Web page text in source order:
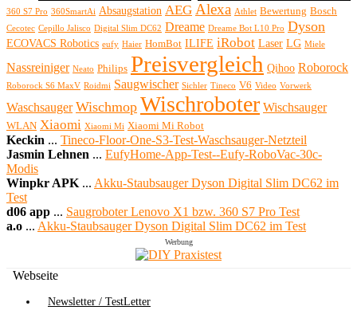
360 S7 Pro 360SmartAi Absaugstation AEG Alexa Athlet Bewertung Bosch
Cecotec Cepillo Jalisco Digital Slim DC62 Dreame Dreame Bot L10 Pro Dyson
ECOVACS Robotics eufy Haier HomBot ILIFE iRobot Laser LG Miele
Nassreiniger Neato Philips Preisvergleich Qihoo Roborock
Roborock S6 MaxV Roidmi Saugwischer Sichler Tineco V6 Video Vorwerk
Waschsauger Wischmop Wischroboter Wischsauger
WLAN Xiaomi Xiaomi Mi Xiaomi Mi Robot
Keckin ... Tineco-Floor-One-S3-Test-Waschsauger-Netzteil
Jasmin Lehnen ... EufyHome-App-Test--Eufy-RoboVac-30c-
Modis
Winpkr APK ... Akku-Staubsauger Dyson Digital Slim DC62 im
Test
d06 app ... Saugroboter Lenovo X1 bzw. 360 S7 Pro Test
a.o ... Akku-Staubsauger Dyson Digital Slim DC62 im Test
Werbung
Webseite
Newsletter / TestLetter